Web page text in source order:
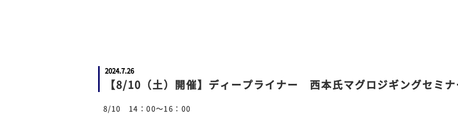
2024.7.26
【8/10（土）開催】ディープライナー 西本氏マグロジギングセミ
8/10 14：00～16：00